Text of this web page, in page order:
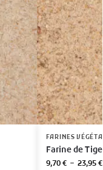
FARINES
Farine de
9,70€ – 23,95€